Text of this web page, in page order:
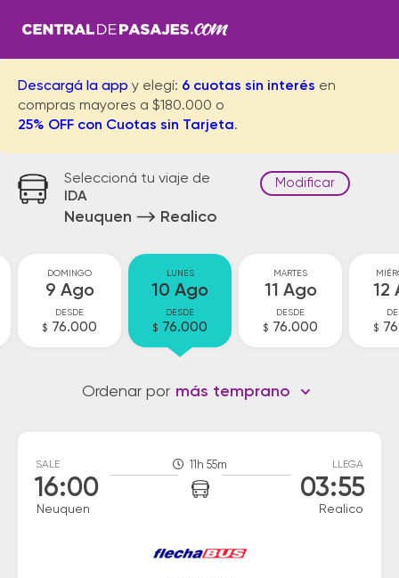
Descargá la app y elegí: 6 cuotas sin interés en
compras mayores a $180.000 o
25% OFF con Cuotas sin Tarjeta.
Seleccioná tu viaje de
IDA
Neuquen Realico
Modificar
DOMINGO
9 Ago
DESDE
$ 76.000
LUNES
10 Ago
DESDE
$ 76.000
MARTES
11 Ago
DESDE
$ 76.000
12
$
Ordenar por más temprano
SALE
16:00
Neuquen
11h 55m LLEGA
03:55
Realico